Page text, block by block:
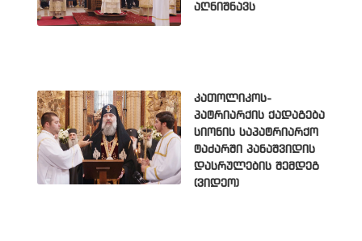
აღნიშნავს
კათოლიკოს-
პატრიარქის ქადაგება
სიონის საპატრიარქო
ტაძარში პანაშვიდის
დასრულების შემდეგ
(ვიდეო)